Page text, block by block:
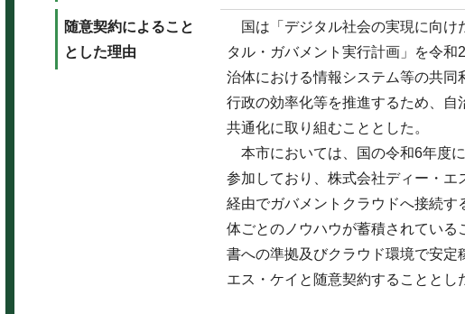
随意契約によること
とした理由
国は「デジタル社会の実現に向け
タル・ガバメント実行計画」を令
治体における情報システム等の共同
行政の効率化等を推進するため、自
共通化に取り組むこととした。
本市においては、国の令和6年度
参加しており、株式会社ディー・エ
経由でガバメントクラウドへ接続す
体ごとのノウハウが蓄積されている
書への準拠及びクラウド環境で安定
エス・ケイと随意契約することとし